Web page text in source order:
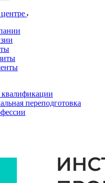
переподготовка